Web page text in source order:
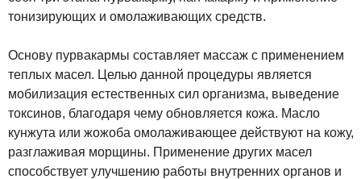
тонизирующих и омолаживающих средств.
Основу пурвакармы составляет массаж с применением
теплых масел. Целью данной процедуры является
мобилизация естественных сил организма, выведение
токсинов, благодаря чему обновляется кожа. Масло
кунжута или жожоба омолаживающее действуют на кожу,
разглаживая морщины. Применение других масел
способствует улучшению работы внутренних органов и